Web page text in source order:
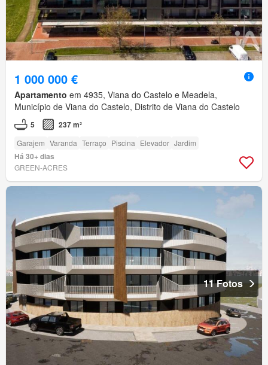
1 000 000 €
Apartamento em 4935, Viana do Castelo e Meadela,
Município de Viana do Castelo, Distrito de Viana do Castelo
5 237 m²
Garajem Varanda Terraço Piscina Elevador Jardim
Há 30+ dias
GREEN-ACRES
11 Fotos